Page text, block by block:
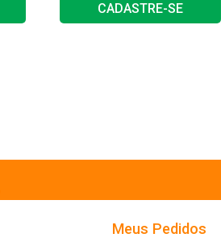
CADASTRE-SE
Meus Pedidos